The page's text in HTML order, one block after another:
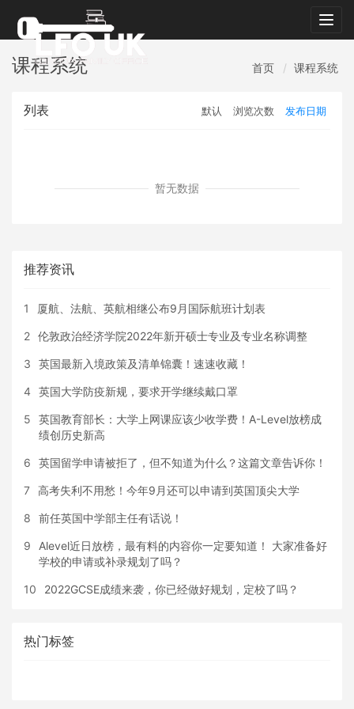
课程系统 首页 课程系统
列表 默认 浏览次数 发布日期
暂无数据
推荐资讯
1 厦航、法航、英航相继公布9月国际航班计划表
2 伦敦政治经济学院2022年新开硕士专业及专业名称调整
3 英国最新入境政策及清单锦囊！速速收藏！
4 英国大学防疫新规，要求开学继续戴口罩
5
英国教育部长：大学上网课应该少收学费！A-Level放榜成
绩创历史新高
6 英国留学申请被拒了，但不知道为什么？这篇文章告诉你！
7 高考失利不用愁！今年9月还可以申请到英国顶尖大学
8 前任英国中学部主任有话说！
9
Alevel近日放榜，最有料的内容你一定要知道！ 大家准备好
学校的申请或补录规划了吗？
10 2022GCSE成绩来袭，你已经做好规划，定校了吗？
热门标签